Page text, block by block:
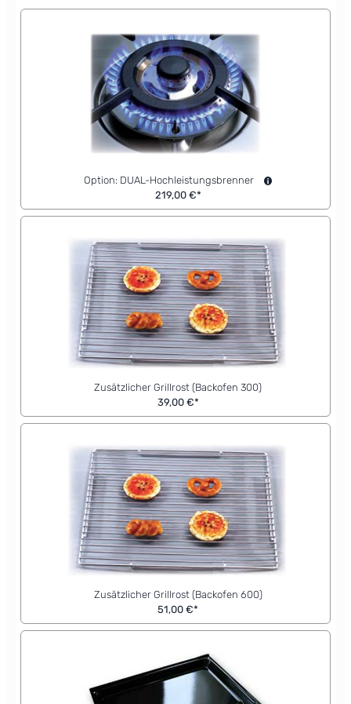
Option: DUAL-Hochleistungsbrenner
219,00 €*
Zusätzlicher Grillrost (Backofen 300)
39,00 €*
Zusätzlicher Grillrost (Backofen 600)
51,00 €*